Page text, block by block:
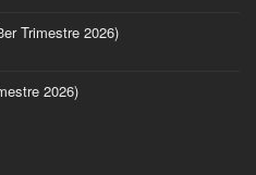
Trimestre 2026)
2026)